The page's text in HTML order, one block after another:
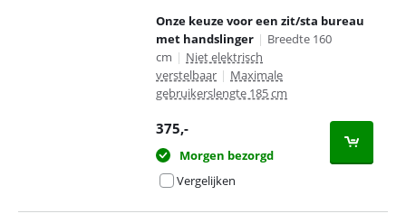
Onze keuze voor een zit/sta bureau
met handslinger | Breedte 160
cm | Niet elektrisch
verstelbaar | Maximale
gebruikerslengte 185 cm
375,-
Morgen bezorgd
Vergelijken